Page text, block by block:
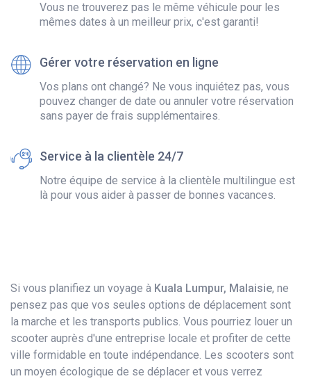
Vous ne trouverez pas le même véhicule pour les
mêmes dates à un meilleur prix, c'est garanti!
Gérer votre réservation en ligne
Vos plans ont changé? Ne vous inquiétez pas, vous
pouvez changer de date ou annuler votre réservation
sans payer de frais supplémentaires.
Service à la clientèle 24/7
Notre équipe de service à la clientèle multilingue est
là pour vous aider à passer de bonnes vacances.
Si vous planifiez un voyage à Kuala Lumpur, Malaisie, ne
pensez pas que vos seules options de déplacement sont
la marche et les transports publics. Vous pourriez louer un
scooter auprès d'une entreprise locale et profiter de cette
ville formidable en toute indépendance. Les scooters sont
un moyen écologique de se déplacer et vous verrez